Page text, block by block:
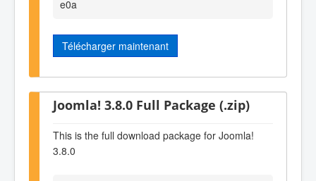
e0a
Télécharger maintenant
Joomla! 3.8.0 Full Package (.zip)
This is the full download package for Joomla!
3.8.0